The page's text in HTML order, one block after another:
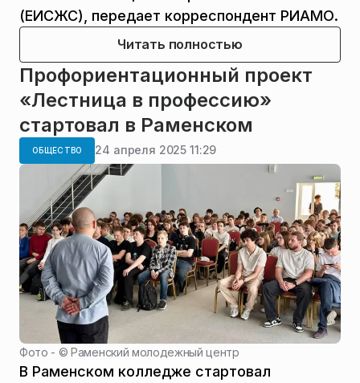
(ЕИСЖС), передает корреспондент РИАМО.
Читать полностью
Профориентационный проект
«Лестница в профессию»
стартовал в Раменском
ОБЩЕСТВО 24 апреля 2025 11:29
Фото - ©Раменский молодежный центр
В Раменском колледже стартовал